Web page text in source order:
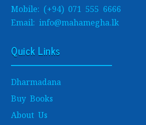
Mobile: (+94) 071 555 6666
Email: info@mahamegha.lk
Quick Links
Dharmadana
Buy Books
About Us